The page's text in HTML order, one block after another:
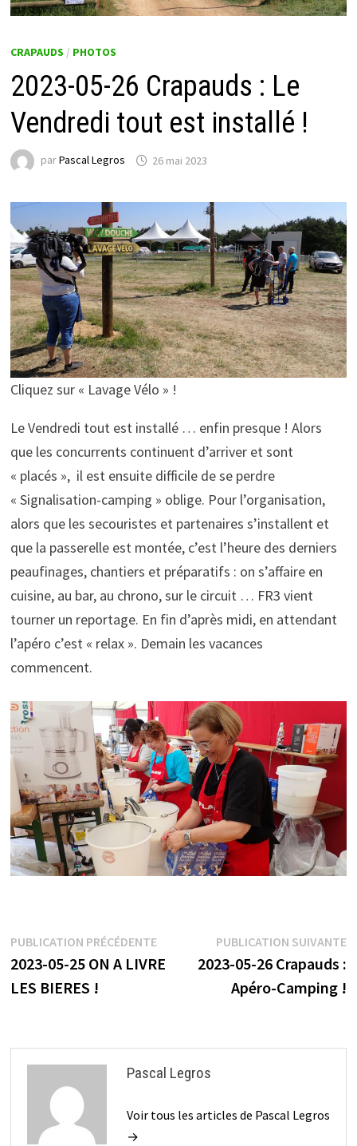
CRAPAUDS / PHOTOS
2023-05-26 Crapauds : Le
Vendredi tout est installé !
parPascal Legros 26 mai 2023
Cliquez sur « Lavage Vélo » !
Le Vendredi tout est installé … enfin presque ! Alors
que les concurrents continuent d’arriver et sont
« placés », il est ensuite difficile de se perdre
« Signalisation-camping » oblige. Pour l’organisation,
alors que les secouristes et partenaires s’installent et
que la passerelle est montée, c’est l’heure des derniers
peaufinages, chantiers et préparatifs : on s’affaire en
cuisine, au bar, au chrono, sur le circuit … FR3 vient
tourner un reportage. En fin d’après midi, en attendant
l’apéro c’est « relax ». Demain les vacances
commencent.
Navigation
de
PUBLICATION PRÉCÉDENTEPublication
précédente :
2023-05-25 ON A LIVRE
LES BIERES !
PUBLICATION SUIVANTE
2023-05-26 Crapauds :
Apéro-Camping !
Pascal Legros
Voir tous les articles de Pascal Legros
→